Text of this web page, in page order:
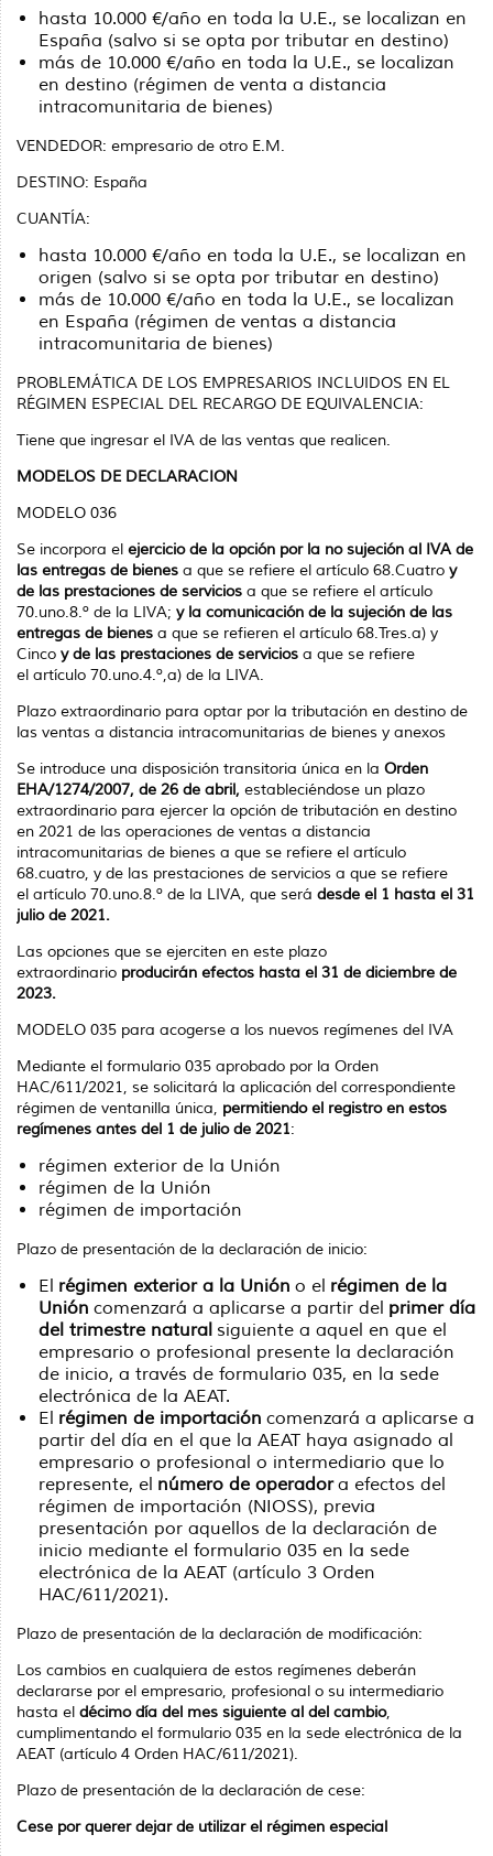
hasta 10.000 €/año en toda la U.E., se localizan en
España (salvo si se opta por tributar en destino)
más de 10.000 €/año en toda la U.E., se localizan
en destino (régimen de venta a distancia
intracomunitaria de bienes)
VENDEDOR: empresario de otro E.M.
DESTINO: España
CUANTÍA:
hasta 10.000 €/año en toda la U.E., se localizan en
origen (salvo si se opta por tributar en destino)
más de 10.000 €/año en toda la U.E., se localizan
en España (régimen de ventas a distancia
intracomunitaria de bienes)
PROBLEMÁTICA DE LOS EMPRESARIOS INCLUIDOS EN EL
RÉGIMEN ESPECIAL DEL RECARGO DE EQUIVALENCIA:
Tiene que ingresar el IVA de las ventas que realicen.
MODELOS DE DECLARACION
MODELO 036
Se incorpora el ejercicio de la opción por la no sujeción al IVA de
las entregas de bienes a que se refiere el artículo 68.Cuatro y
de las prestaciones de servicios a que se refiere el artículo
70.uno.8.º de la LIVA; y la comunicación de la sujeción de las
entregas de bienes a que se refieren el artículo 68.Tres.a) y
Cinco y de las prestaciones de servicios a que se refiere
el artículo 70.uno.4.º,a) de la LIVA.
Plazo extraordinario para optar por la tributación en destino de
las ventas a distancia intracomunitarias de bienes y anexos
Se introduce una disposición transitoria única en la Orden
EHA/1274/2007, de 26 de abril, estableciéndose un plazo
extraordinario para ejercer la opción de tributación en destino
en 2021 de las operaciones de ventas a distancia
intracomunitarias de bienes a que se refiere el artículo
68.cuatro, y de las prestaciones de servicios a que se refiere
el artículo 70.uno.8.º de la LIVA, que será desde el 1 hasta el 31
julio de 2021.
Las opciones que se ejerciten en este plazo
extraordinario producirán efectos hasta el 31 de diciembre de
2023.
MODELO 035 para acogerse a los nuevos regímenes del IVA
Mediante el formulario 035 aprobado por la Orden
HAC/611/2021, se solicitará la aplicación del correspondiente
régimen de ventanilla única, permitiendo el registro en estos
regímenes antes del 1 de julio de 2021:
régimen exterior de la Unión
régimen de la Unión
régimen de importación
Plazo de presentación de la declaración de inicio:
El régimen exterior a la Unión o el régimen de la
Unión comenzará a aplicarse a partir del primer día
del trimestre natural siguiente a aquel en que el
empresario o profesional presente la declaración
de inicio, a través de formulario 035, en la sede
electrónica de la AEAT.
El régimen de importación comenzará a aplicarse a
partir del día en el que la AEAT haya asignado al
empresario o profesional o intermediario que lo
represente, el número de operadora efectos del
régimen de importación (NIOSS), previa
presentación por aquellos de la declaración de
inicio mediante el formulario 035 en la sede
electrónica de la AEAT (artículo 3 Orden
HAC/611/2021).
Plazo de presentación de la declaración de modificación:
Los cambios en cualquiera de estos regímenes deberán
declararse por el empresario, profesional o su intermediario
hasta el décimo día del mes siguiente al del cambio,
cumplimentando el formulario 035 en la sede electrónica de la
AEAT (artículo 4 Orden HAC/611/2021).
Plazo de presentación de la declaración de cese:
Cese por querer dejar de utilizar el régimen especial